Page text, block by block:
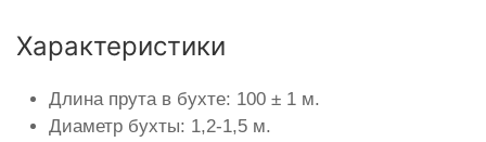
Характеристики
Длина прута в бухте: 100 ± 1 м.
Диаметр бухты: 1,2-1,5 м.